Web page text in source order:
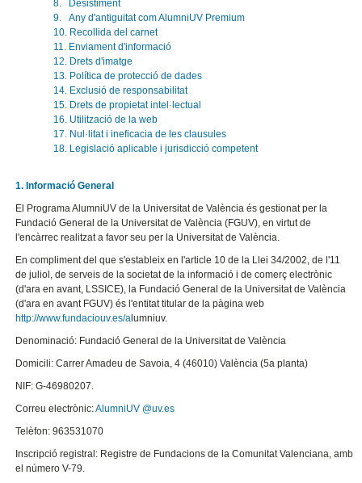
8. Desistiment
9. Any d'antiguitat com AlumniUV Premium
10. Recollida del carnet
11. Enviament d'informació
12. Drets d'imatge
13. Política de protecció de dades
14. Exclusió de responsabilitat
15. Drets de propietat intel·lectual
16. Utilització de la web
17. Nul·litat i ineficacia de les clausules
18. Legislació aplicable i jurisdicció competent
1. Informació General
El Programa AlumniUV de la Universitat de València és gestionat per la
Fundació General de la Universitat de València (FGUV), en virtut de
l'encàrrec realitzat a favor seu per la Universitat de València.
En compliment del que s'estableix en l'article 10 de la Llei 34/2002, de l'11
de juliol, de serveis de la societat de la informació i de comerç electrònic
(d'ara en avant, LSSICE), la Fundació General de la Universitat de València
(d'ara en avant FGUV) és l'entitat titular de la pàgina web
http://www.fundaciouv.es/a lumniuv.
Denominació: Fundació General de la Universitat de València
Domicili: Carrer Amadeu de Savoia, 4 (46010) València (5a planta)
NIF: G-46980207.
Correu electrònic:AlumniUV @uv.es
Telèfon: 963531070
Inscripció registral: Registre de Fundacions de la Comunitat Valenciana, amb
el número V-79.